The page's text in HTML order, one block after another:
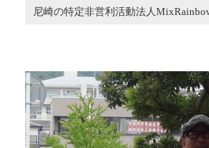
尼崎の特定非営利活動法人